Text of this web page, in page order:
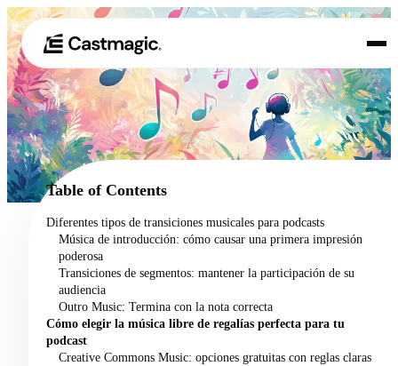
01 Producto
02 Casos de uso
Precios
Acerca de nosotros
Table of Contents
Diferentes tipos de transiciones musicales para podcasts
Música de introducción: cómo causar una primera impresión
poderosa
Transiciones de segmentos: mantener la participación de su
audiencia
Outro Music: Termina con la nota correcta
Cómo elegir la música libre de regalías perfecta para tu
podcast
Creative Commons Music: opciones gratuitas con reglas claras